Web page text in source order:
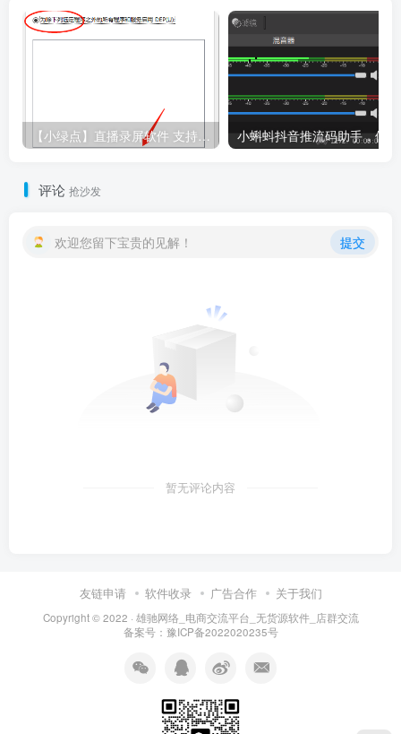
【小绿点】直播录屏软件 支持抖音快手直播屏幕高清录制
评论 抢沙发
欢迎您留下宝贵的见解！ 提交
暂无评论内容
友链申请 软件收录 广告合作 关于我们
Copyright © 2022 · 雄驰网络_电商交流平台_无货源软件_店群交流
备案号： 豫ICP备2022020235号